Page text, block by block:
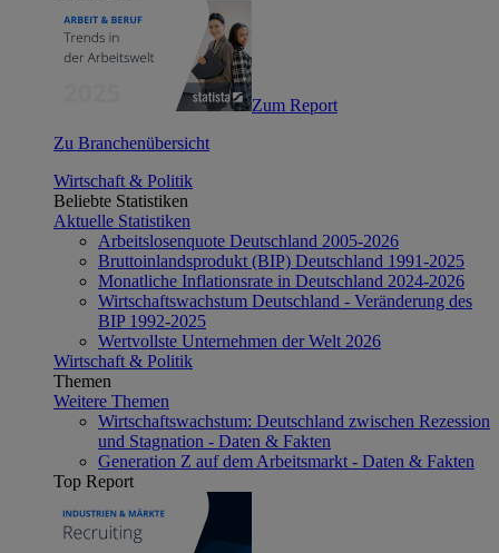
Zum Report
Zu Branchenübersicht
Wirtschaft & Politik
Beliebte Statistiken
Aktuelle Statistiken
Arbeitslosenquote Deutschland 2005-2026
Bruttoinlandsprodukt (BIP) Deutschland 1991-2025
Monatliche Inflationsrate in Deutschland 2024-2026
Wirtschaftswachstum Deutschland - Veränderung des
BIP 1992-2025
Wertvollste Unternehmen der Welt 2026
Wirtschaft & Politik
Themen
Weitere Themen
Wirtschaftswachstum: Deutschland zwischen Rezession
und Stagnation - Daten & Fakten
Generation Z auf dem Arbeitsmarkt - Daten & Fakten
Top Report